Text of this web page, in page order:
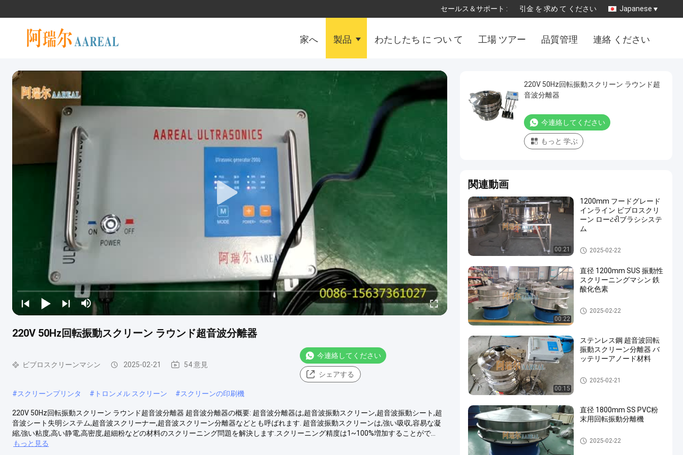
セールス＆サポート : 引金 を 求め て ください Japanese
家へ 製品 わたしたち に つい て 工場 ツアー 品質管理 連絡 ください
220V 50Hz回転振動スクリーン ラウンド超音波分離器
ビブロスクリーンマシン 2025-02-21 54 意見
今連絡してください
シェアする
#スクリーンプリンタ # トロンメル スクリーン #スクリーンの印刷機
220V 50Hz回転振動スクリーン ラウンド超音波分離器 超音波分離器の概要: 超音波分離器は,超音波振動スクリーン,超音波振動シート,超
音波シート失明システム,超音波スクリーナー,超音波スクリーン分離器などとも呼ばれます. 超音波振動スクリーンは,強い吸収,容易な凝
縮,強い粘度,高い静電,高密度,超細粉などの材料のスクリーニング問題を解決します.スクリーニング精度は1~100%増加することがで...
もっと見る
220V 50Hz回転振動スクリーン ラウンド超
音波分離器
今連絡してください
もっと 学ぶ
関連動画
00:21
1200mm フードグレード
インライン ビブロスクリ
ーン ローટરીブラシシステ
ム
ビブロスクリーンマシン
2025-02-22
00:22
直径 1200mm SUS 振動性
スクリーニングマシン 鉄
酸化色素
ビブロスクリーンマシン
2025-02-22
00:15
ステンレス鋼 超音波回転
振動スクリーン分離器 バ
ッテリーアノード材料
ビブロスクリーンマシン
2025-02-21
直径 1800mm SS PVC粉
末用回転振動分離機
ビブロスクリーンマシン
2025-02-22